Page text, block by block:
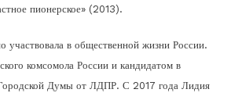
пионерское» (2013).
участвовала в общественной жизни России.
комсомола России и кандидатом в
Думы от ЛДПР. С 2017 года Лидия